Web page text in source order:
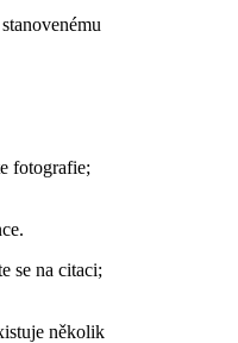
fotografie;
se na citaci;
několik